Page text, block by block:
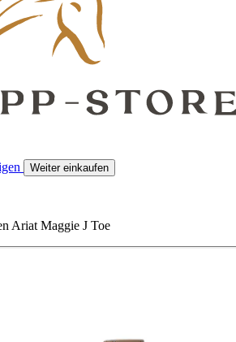
Weiter einkaufen
Ariat Maggie J Toe